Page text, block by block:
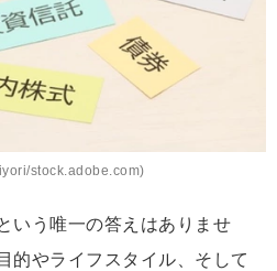
stock.adobe.com)
いう唯一の答えはありませ
的やライフスタイル、そして